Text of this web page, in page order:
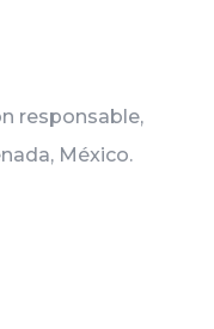
responsable,
México.